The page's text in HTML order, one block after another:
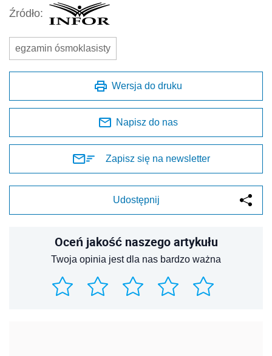
Źródło:
egzamin ósmoklasisty
Wersja do druku
Napisz do nas
Zapisz się na newsletter
Udostępnij
Oceń jakość naszego artykułu
Twoja opinia jest dla nas bardzo ważna